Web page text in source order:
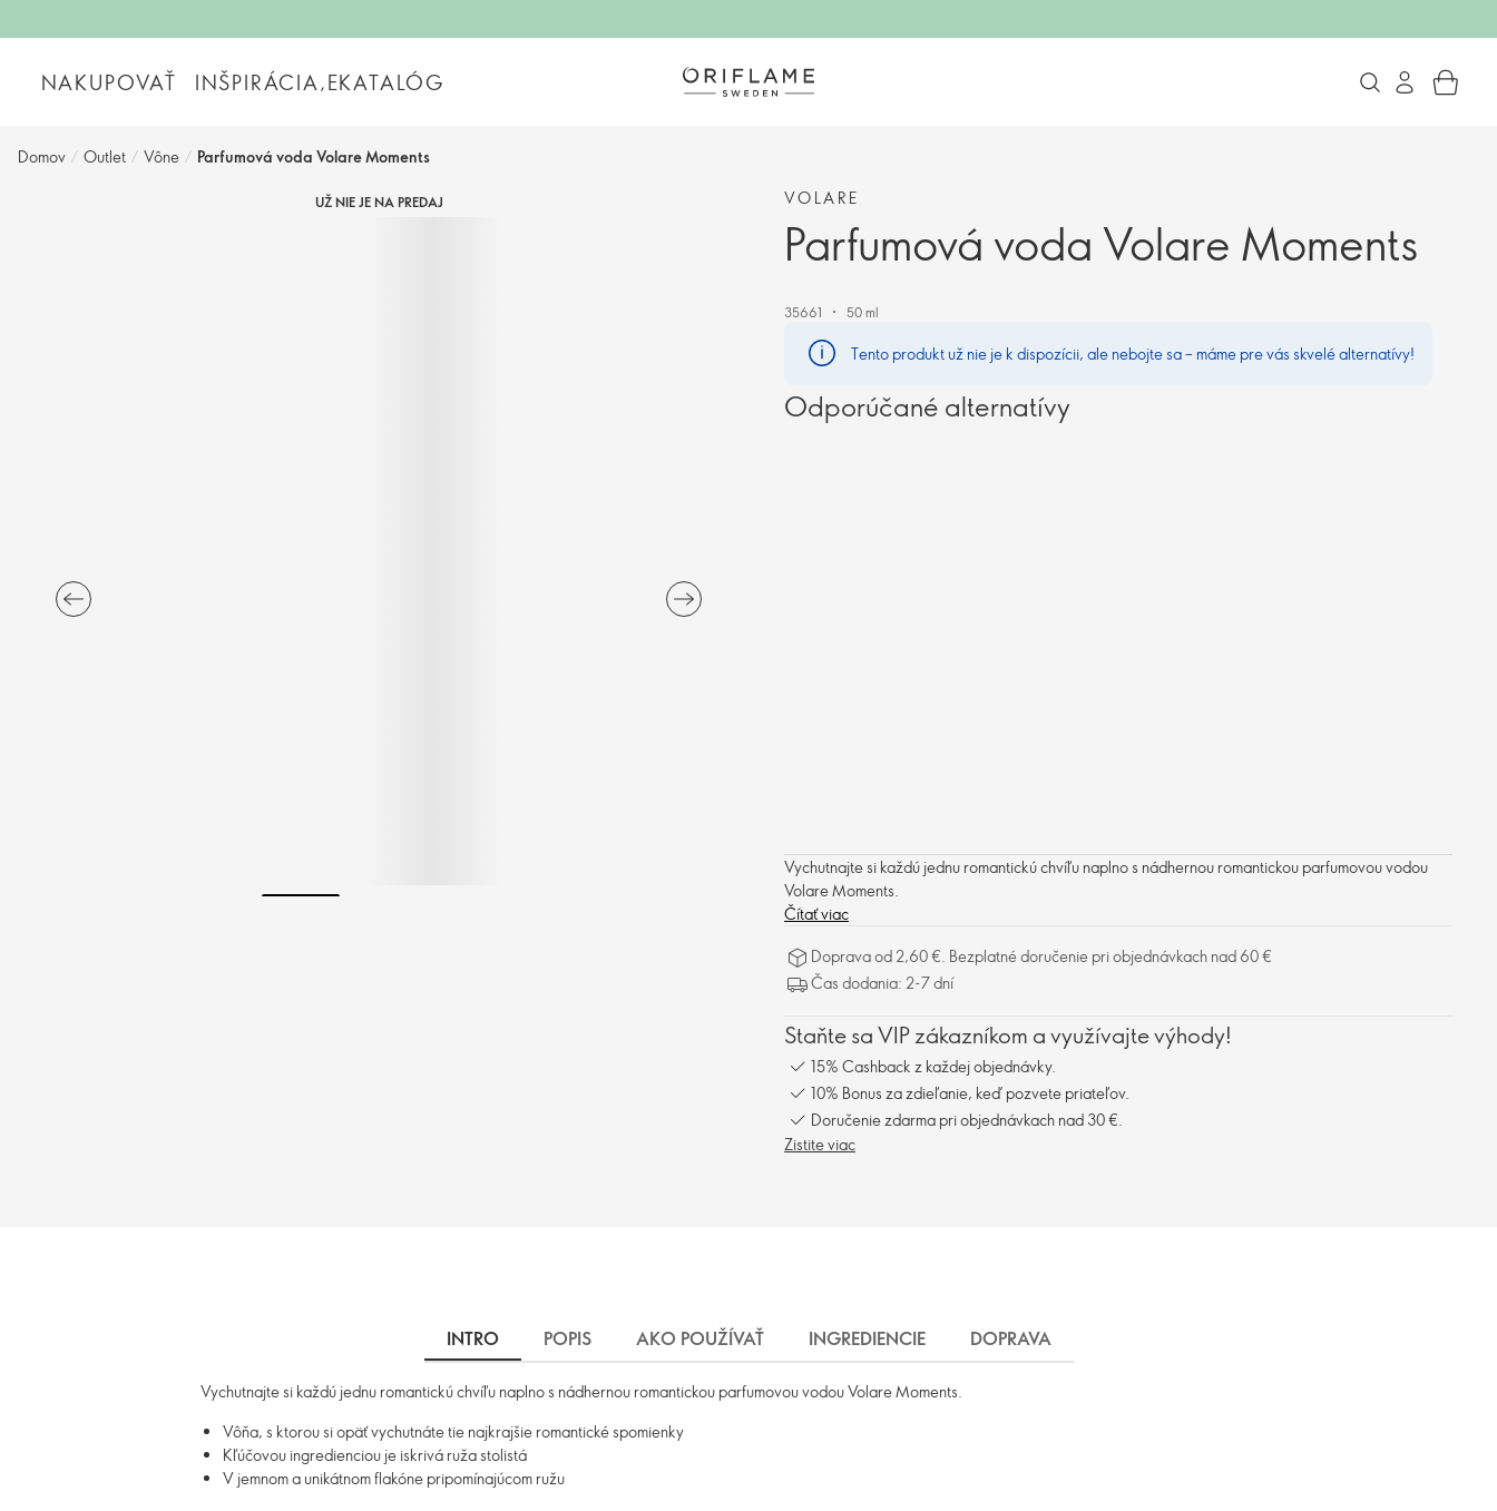
NAKUPOVAŤ INŠPIRÁCIA,EKATALÓG
Domov / Outlet / Vône / Parfumová voda Volare Moments
UŽ NIE JE NA PREDAJ VOLARE
Parfumová voda Volare Moments
35661 50 ml
Tento produkt už nie je k dispozícii, ale nebojte sa – máme pre vás skvelé alternatívy!
Odporúčané alternatívy
Vychutnajte si každú jednu romantickú chvíľu naplno s nádhernou romantickou parfumovou vodou
Volare Moments.
Čítať viac
Doprava od 2,60 €. Bezplatné doručenie pri objednávkach nad 60 €
Čas dodania: 2-7 dní
Staňte sa VIP zákazníkom a využívajte výhody!
15% Cashback z každej objednávky.
10% Bonus za zdieľanie, keď pozvete priateľov.
Doručenie zdarma pri objednávkach nad 30 €.
Zistite viac
INTRO POPIS AKO POUŽÍVAŤ INGREDIENCIE DOPRAVA
Vychutnajte si každú jednu romantickú chvíľu naplno s nádhernou romantickou parfumovou vodou Volare Moments.
Vôňa, s ktorou si opäť vychutnáte tie najkrajšie romantické spomienky
Kľúčovou ingredienciou je iskrivá ruža stolistá
V jemnom a unikátnom flakóne pripomínajúcom ružu